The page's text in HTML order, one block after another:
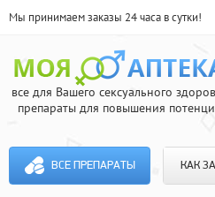
Мы принимаем заказы 24 часа в сутки!
все для Вашего сексуального
препараты для повышения
ВСЕ ПРЕПАРАТЫ КАК